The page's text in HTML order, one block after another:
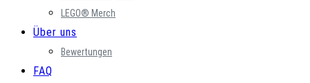
LEGO® Merch
Über uns
Bewertungen
FAQ